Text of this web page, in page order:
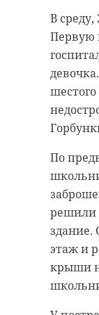
В среду,
Первую
По
решили
здание.
этаж и
крыши
Там
От
список
вошли
После
сыном
факту
легкого
июля,
судьи